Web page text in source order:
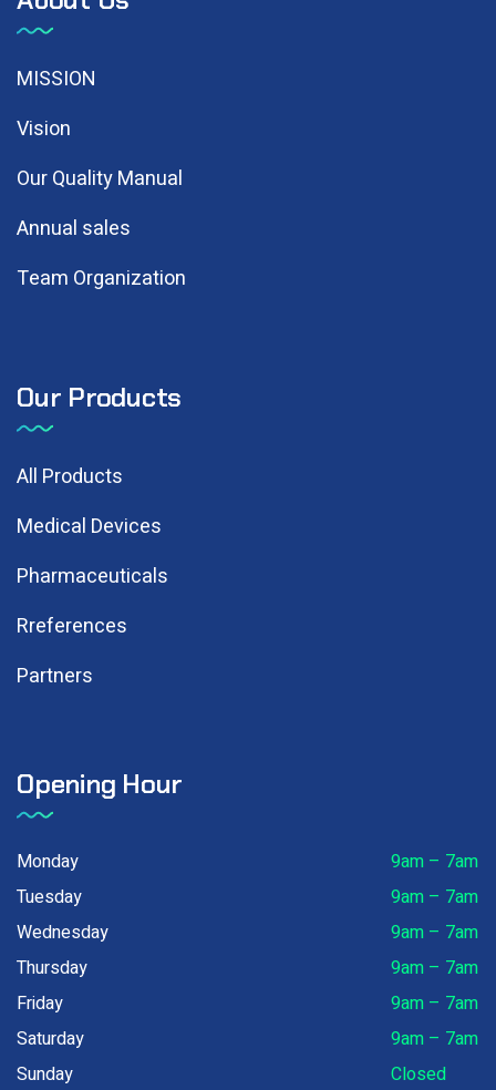
MISSION
Vision
Our Quality Manual
Annual sales
Team Organization
Our Products
All Products
Medical Devices
Pharmaceuticals
Rreferences
Partners
Opening Hour
Monday
9am – 7am
Tuesday
9am – 7am
Wednesday
9am – 7am
Thursday
9am – 7am
Friday
9am – 7am
Saturday
9am – 7am
Sunday
Closed